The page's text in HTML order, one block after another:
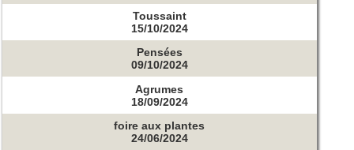
Toussaint
15/10/2024
Pensées
09/10/2024
Agrumes
18/09/2024
foire aux plantes
24/06/2024